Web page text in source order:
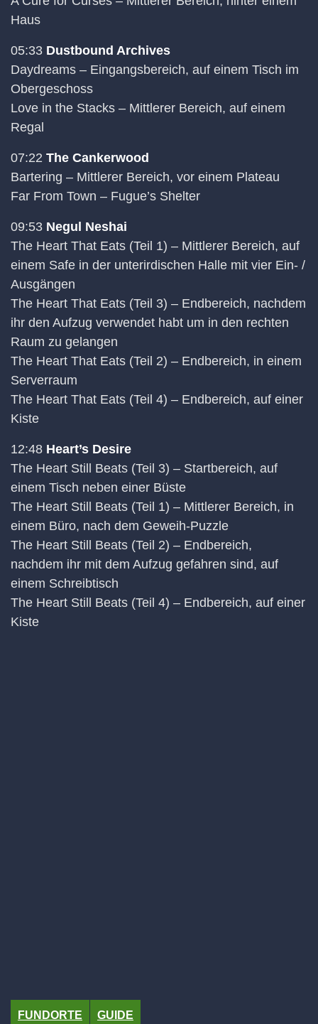
Haus
05:33 Dustbound Archives
Daydreams – Eingangsbereich, auf einem Tisch im
Obergeschoss
Love in the Stacks – Mittlerer Bereich, auf einem
Regal
07:22 The Cankerwood
Bartering – Mittlerer Bereich, vor einem Plateau
Far From Town – Fugue’s Shelter
09:53 Negul Neshai
The Heart That Eats (Teil 1) – Mittlerer Bereich, auf
einem Safe in der unterirdischen Halle mit vier Ein- /
Ausgängen
The Heart That Eats (Teil 3) – Endbereich, nachdem
ihr den Aufzug verwendet habt um in den rechten
Raum zu gelangen
The Heart That Eats (Teil 2) – Endbereich, in einem
Serverraum
The Heart That Eats (Teil 4) – Endbereich, auf einer
Kiste
12:48 Heart’s Desire
The Heart Still Beats (Teil 3) – Startbereich, auf
einem Tisch neben einer Büste
The Heart Still Beats (Teil 1) – Mittlerer Bereich, in
einem Büro, nach dem Geweih-Puzzle
The Heart Still Beats (Teil 2) – Endbereich,
nachdem ihr mit dem Aufzug gefahren sind, auf
einem Schreibtisch
The Heart Still Beats (Teil 4) – Endbereich, auf einer
Kiste
FUNDORTE GUIDE